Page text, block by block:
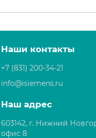
Наши контакты
+7 (831) 200-34-21
info@isiemens.ru
Наш адрес
603142, г. Нижний
офис 8